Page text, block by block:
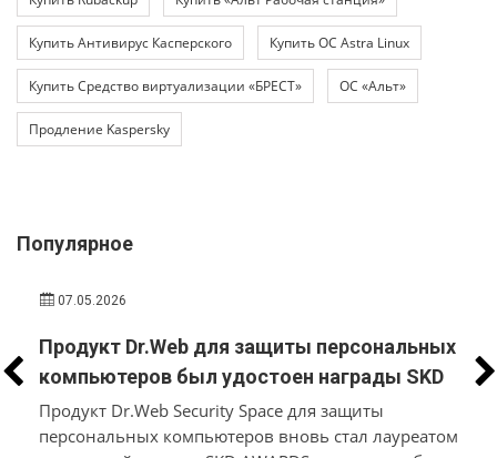
Купить Антивирус Касперского Купить ОС Astra Linux
Купить Средство виртуализации «БРЕСТ» ОС «Альт»
Продление Kaspersky
Популярное
07.05.2026
Продукт Dr.Web для защиты персональных
компьютеров был удостоен награды SKD
AWARDS
Продукт Dr.Web Security Space для защиты
персональных компьютеров вновь стал лауреатом